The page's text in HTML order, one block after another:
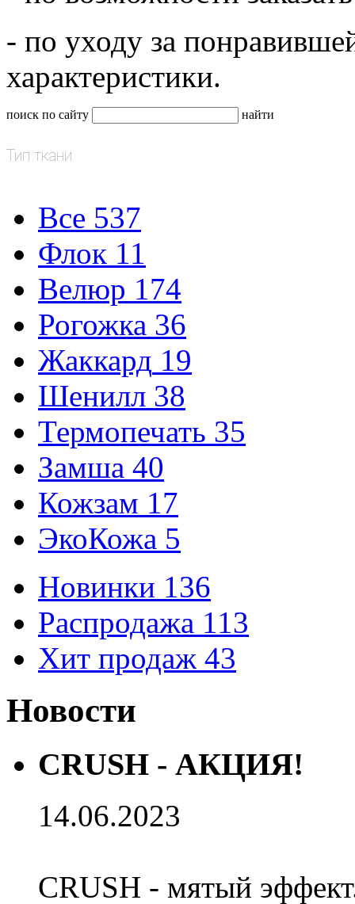
- по уходу за
характеристики.
поиск по сайту найти
Тип ткани
Все 537
Флок 11
Велюр 174
Рогожка 36
Жаккард 19
Шенилл 38
Термопечать 35
Замша 40
Кожзам 17
ЭкоКожа 5
Новинки 136
Распродажа 113
Хит продаж 43
Новости
CRUSH - АКЦИЯ!
14.06.2023
CRUSH - мятый